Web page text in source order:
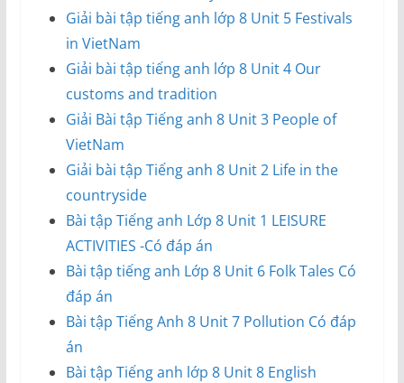
Giải bài tập tiếng anh lớp 8 Unit 5 Festivals
in VietNam
Giải bài tập tiếng anh lớp 8 Unit 4 Our
customs and tradition
Giải Bài tập Tiếng anh 8 Unit 3 People of
VietNam
Giải bài tập Tiếng anh 8 Unit 2 Life in the
countryside
Bài tập Tiếng anh Lớp 8 Unit 1 LEISURE
ACTIVITIES -Có đáp án
Bài tập tiếng anh Lớp 8 Unit 6 Folk Tales Có
đáp án
Bài tập Tiếng Anh 8 Unit 7 Pollution Có đáp
án
Bài tập Tiếng anh lớp 8 Unit 8 English